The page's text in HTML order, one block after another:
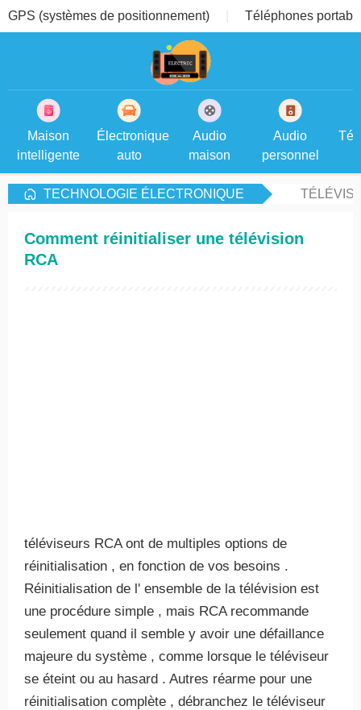
GPS (systèmes de positionnement) Téléphones
Maison
intelligente
Électronique
auto
Audio
maison
Audio
personnel
TECHNOLOGIE ÉLECTRONIQUE
Comment réinitialiser une télévision
RCA
téléviseurs RCA ont de multiples options de
réinitialisation , en fonction de vos besoins .
Réinitialisation de l' ensemble de la télévision est
une procédure simple , mais RCA recommande
seulement quand il semble y avoir une défaillance
majeure du système , comme lorsque le téléviseur
se éteint ou au hasard . Autres réarme pour une
réinitialisation complète , débranchez le téléviseur